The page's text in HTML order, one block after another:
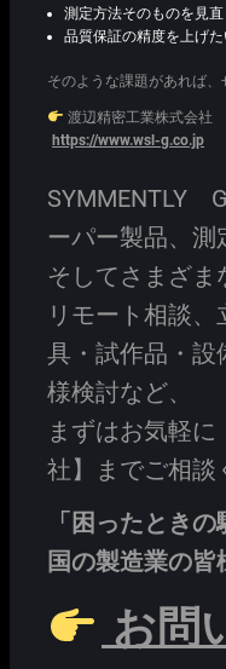
測定方法そのものを見
品質保証の精度を上げた
そのような課題があれば、
渡辺精密工業株式会社
https://www.wsl-g.co.jp
SYMMENTLY
ーパー製品、測
そしてさまざま
リモート相談
具・試作品・設
様検討など、
まずはお気軽
社】までご相談
「困ったとき
国の製造業の皆
お問